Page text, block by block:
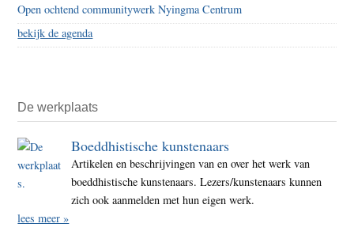
Open ochtend communitywerk Nyingma Centrum
bekijk de agenda
De werkplaats
Boeddhistische kunstenaars
Artikelen en beschrijvingen van en over het werk van
boeddhistische kunstenaars. Lezers/kunstenaars kunnen
zich ook aanmelden met hun eigen werk.
lees meer »